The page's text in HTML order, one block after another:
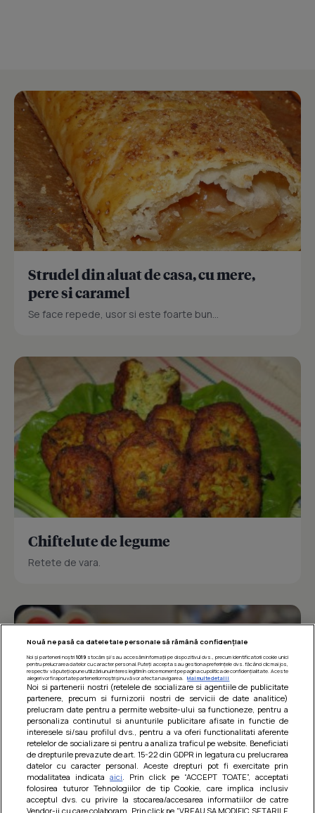
Strudel din aluat de casa, cu mere,
pere si caramel
Se face repede, usor si este foarte bun...
Chiftelute de legume
Retete de vara.
Barcute din vinete cu arpagic rosu
Un deliciu usor de preparat!
Nouă ne pasă ca datele tale personale să rămână confidențiale
Noi și partenerii noștri 1019stocăm și/sau accesăm informații pe dispozitivul dvs., precum identificatorii cookie unici
pentru prelucrarea datelor cu caracter personal. Puteți accepta sau gestiona preferințele dvs. făcând clic mai jos,
respectiv vă puteți opune utilizării unui interes legitim în orice moment pe pagina cu politica de confidențialitate. Aceste
alegeri vor fi raportate partenerilor noștri și nu vă vor afecta navigarea.
Mai multe detalii
Noi si partenerii nostri (retelele de socializare si agentiile de publicitate
partenere, precum si furnizorii nostri de servicii de date analitice)
prelucram date pentru a permite website-ului sa functioneze, pentru a
personaliza continutul si anunturile publicitare afisate in functie de
interesele si/sau profilul dvs., pentru a va oferi functionalitati aferente
retelelor de socializare si pentru a analiza traficul pe website. Beneficiati
de drepturile prevazute de art. 15-22 din GDPR in legatura cu prelucrarea
datelor cu caracter personal. Aceste drepturi pot fi exercitate prin
modalitatea indicataaici . Prin click pe “ACCEPT TOATE”, acceptati
folosirea tuturor Tehnologiilor de tip Cookie, care implica inclusiv
acceptul dvs. cu privire la stocarea/accesarea informatiilor de catre
Vendor-ii cu care colaboram. Prin click pe “VREAU SA MODIFIC SETARILE